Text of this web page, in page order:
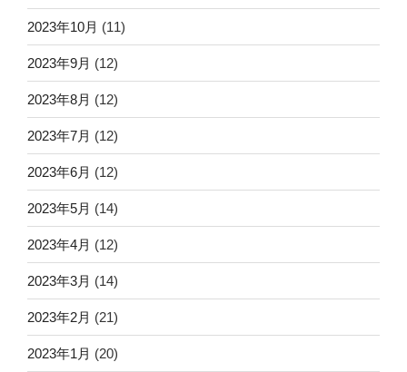
2023年10月 (11)
2023年9月 (12)
2023年8月 (12)
2023年7月 (12)
2023年6月 (12)
2023年5月 (14)
2023年4月 (12)
2023年3月 (14)
2023年2月 (21)
2023年1月 (20)